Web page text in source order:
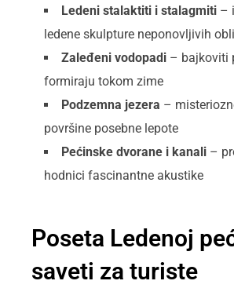
Ledeni stalaktiti i stalagmiti –
ledene skulpture neponovljivih
Zaleđeni vodopadi – bajkoviti
formiraju tokom zime
Podzemna jezera –
površine posebne lepote
Pećinske dvorane i kanali –
hodnici fascinantne akustike
Poseta Ledenoj
saveti za turiste